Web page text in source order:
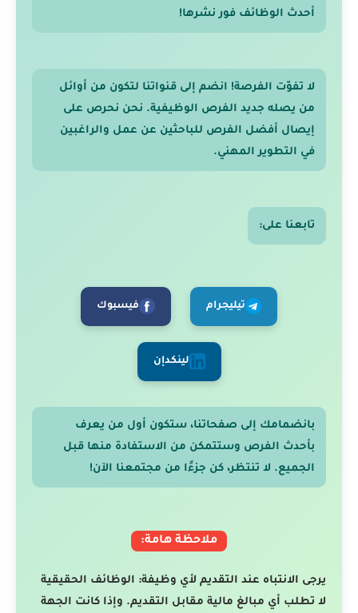
أحدث الوظائف فور نشرها!
لا تفوّت الفرصة! انضم إلى قنواتنا لتكون من أوائل
من يصله جديد الفرص الوظيفية. نحن نحرص على
إيصال أفضل الفرص للباحثين عن عمل والراغبين
في التطوير المهني.
تابعنا على:
تيليجرام فيسبوك
لينكدإن
بانضمامك إلى صفحاتنا، ستكون أول من يعرف
بأحدث الفرص وستتمكن من الاستفادة منها قبل
الجميع. لا تنتظر، كن جزءًا من مجتمعنا الآن!
ملاحظة هامة:
يرجى الانتباه عند التقديم لأي وظيفة: الوظائف الحقيقية
لا تطلب أي مبالغ مالية مقابل التقديم. وإذا كانت الجهة